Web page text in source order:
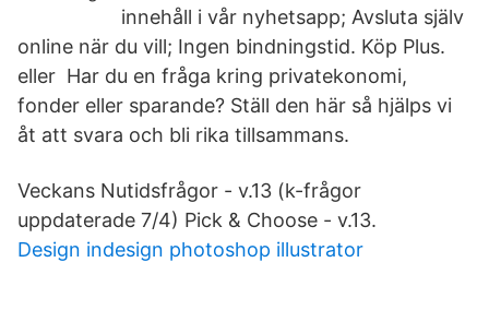
innehåll i vår nyhetsapp; Avsluta själv
online när du vill; Ingen bindningstid. Köp Plus.
eller Har du en fråga kring privatekonomi,
fonder eller sparande? Ställ den här så hjälps vi
åt att svara och bli rika tillsammans.
Veckans Nutidsfrågor - v.13 (k-frågor
uppdaterade 7/4) Pick & Choose - v.13.
Design indesign photoshop illustrator